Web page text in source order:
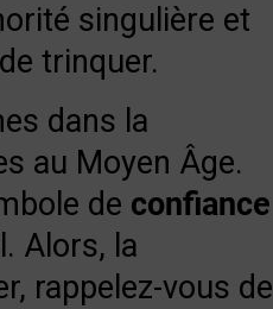
singulière et
trinquer.
dans la
au Moyen Âge.
de confiance
Alors, la
rappelez-vous de